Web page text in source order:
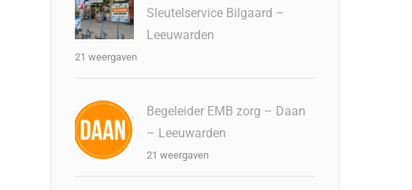
Sleutelservice Bilgaard –
Leeuwarden
21 weergaven
Begeleider EMB zorg – Daan
– Leeuwarden
21 weergaven